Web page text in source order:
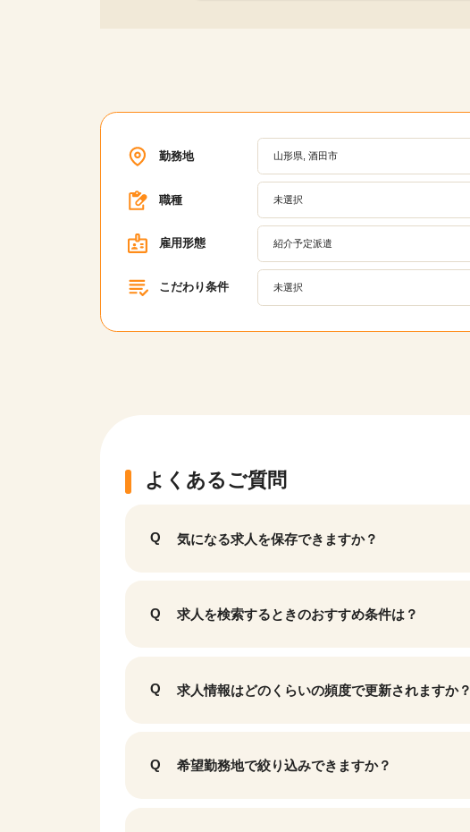
勤務地 山形県, 酒田市
職種 未選択
雇用形態 紹介予定派遣
こだわり条件 未選択
よくあるご質問
気になる求人を保存できますか？
求人を検索するときのおすすめ条件は？
求人情報はどのくらいの頻度で更新されますか？
希望勤務地で絞り込みできますか？